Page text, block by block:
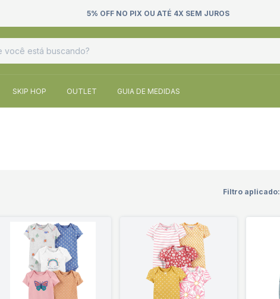
PRODUTOS DIRETAMENTE DOS EUA
SKIP HOP OUTLET GUIA DE MEDIDAS
Filtro aplicado: